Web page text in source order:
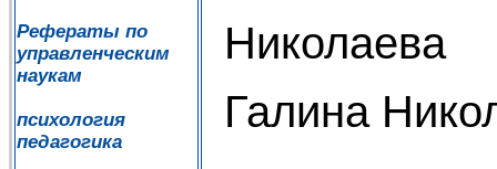
Рефераты по
управленческим
наукам
психология
педагогика
Николаева
Галина